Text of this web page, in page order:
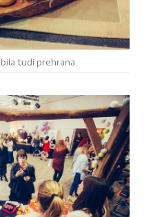
tudi prehrana.